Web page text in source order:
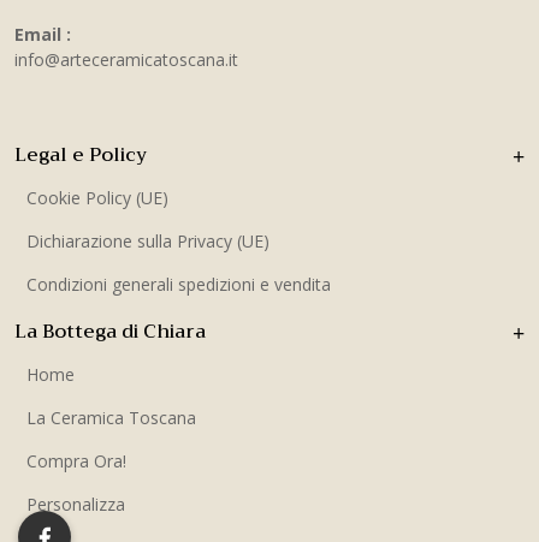
Email :
info@arteceramicatoscana.it
La Bottega di Chiara
Home
La Ceramica Toscana
Compra Ora!
Personalizza
Legal e Policy
Cookie Policy (UE)
Dichiarazione sulla Privacy (UE)
Condizioni generali spedizioni e vendita